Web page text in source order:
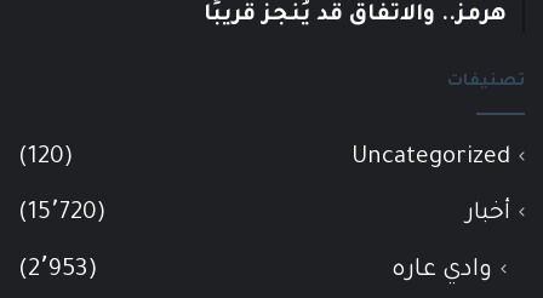
هرمز.. والاتفاق قد يُنجز قريبًا
تصنيفات
Uncategorized
(120)
أخبار (15٬720)
وادي عاره (2٬953)